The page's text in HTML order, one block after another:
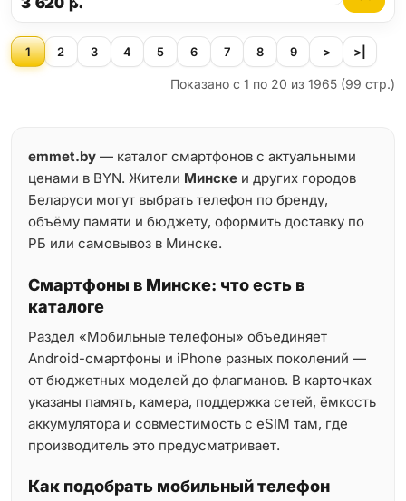
1 2 3 4 5 6 7 8 9 > >|
Показано с 1 по 20 из 1965 (99 стр.)
emmet.by — каталог смартфонов с актуальными
ценами в BYN. Жители Минске и других городов
Беларуси могут выбрать телефон по бренду,
объёму памяти и бюджету, оформить доставку по
РБ или самовывоз в Минске.
Смартфоны в Минске: что есть в
каталоге
Раздел «Мобильные телефоны» объединяет
Android-смартфоны и iPhone разных поколений —
от бюджетных моделей до флагманов. В карточках
указаны память, камера, поддержка сетей, ёмкость
аккумулятора и совместимость с eSIM там, где
производитель это предусматривает.
Как подобрать мобильный телефон